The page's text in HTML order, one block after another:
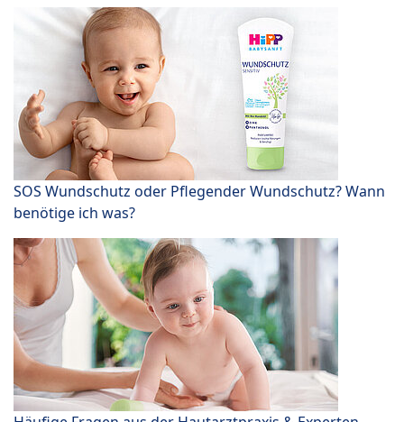
SOS Wundschutz oder Pflegender Wundschutz? Wann
benötige ich was?